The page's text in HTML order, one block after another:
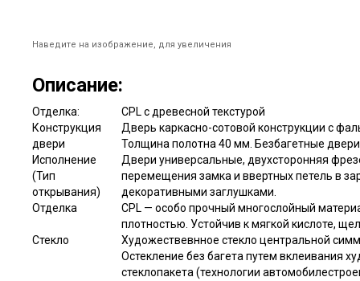
Наведите на изображение, для увеличения
Описание:
Отделка:
CPL с древесной текстурой
Конструкция
двери
Дверь каркасно-сотовой конструкции с
Толщина полотна 40 мм. Безбагетные
Исполнение
(Тип
открывания)
Двери универсальные, двухсторонняя
перемещения замка и ввертных петель в
декоративными заглушками.
Отделка
CPL — особо прочный многослойный
плотностью. Устойчив к мягкой кислоте,
Стекло
Художествевнное стекло центральной
Остекление без багета путем вклеивания
стеклопакета (технологии